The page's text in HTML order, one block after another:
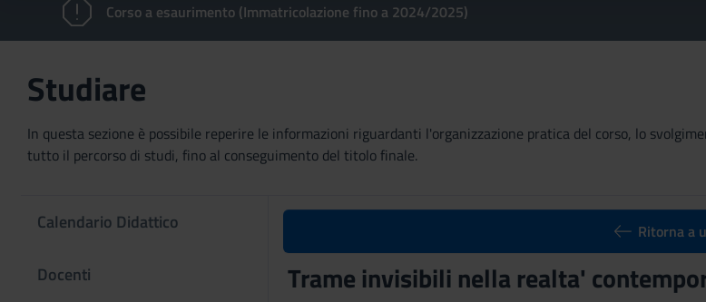
Corso a esaurimento (Immatricolazione fino a 2024/2025)
Studiare
In questa sezione è possibile reperire le informazioni riguardanti l'organizzazione pratica del corso, lo
tutto il percorso di studi, fino al conseguimento del titolo finale.
Calendario Didattico
Docenti
Ritorna a
Trame invisibili nella realta'